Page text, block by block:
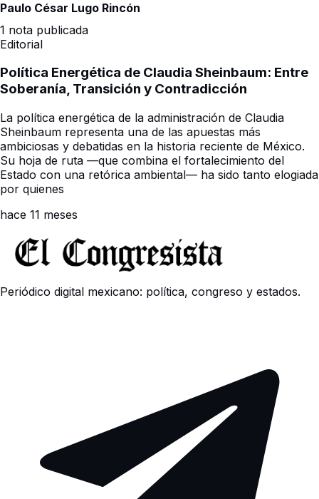
Paulo César Lugo Rincón
1 nota publicada
Editorial
Política Energética de Claudia Sheinbaum: Entre
Soberanía, Transición y Contradicción
La política energética de la administración de Claudia
Sheinbaum representa una de las apuestas más
ambiciosas y debatidas en la historia reciente de México.
Su hoja de ruta —que combina el fortalecimiento del
Estado con una retórica ambiental— ha sido tanto elogiada
por quienes
hace 11 meses
Periódico digital mexicano: política, congreso y estados.